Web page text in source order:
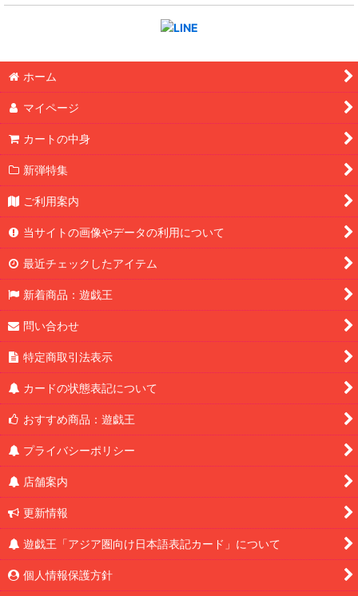
ホーム
マイページ
カートの中身
新弾特集
ご利用案内
当サイトの画像やデータの利用について
最近チェックしたアイテム
新着商品：遊戯王
問い合わせ
特定商取引法表示
カードの状態表記について
おすすめ商品：遊戯王
プライバシーポリシー
店舗案内
更新情報
遊戯王「アジア圏向け日本語表記カード」について
個人情報保護方針